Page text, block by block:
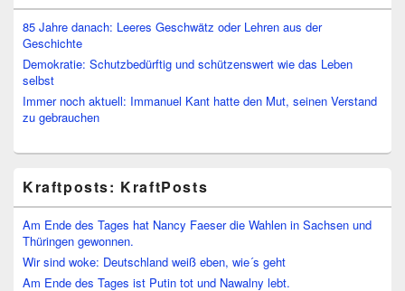
85 Jahre danach: Leeres Geschwätz oder Lehren aus der
Geschichte
Demokratie: Schutzbedürftig und schützenswert wie das Leben
selbst
Immer noch aktuell: Immanuel Kant hatte den Mut, seinen Verstand
zu gebrauchen
Kraftposts: KraftPosts
Am Ende des Tages hat Nancy Faeser die Wahlen in Sachsen und
Thüringen gewonnen.
Wir sind woke: Deutschland weiß eben, wie´s geht
Am Ende des Tages ist Putin tot und Nawalny lebt.